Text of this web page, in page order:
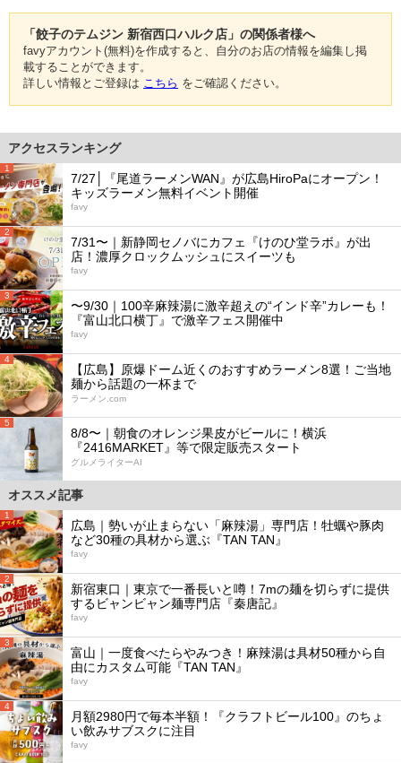
「餃子のテムジン 新宿西口ハルク店」の関係者様へ
favyアカウント(無料)を作成すると、自分のお店の情報を編集し掲
載することができます。
詳しい情報とご登録は こちら をご確認ください。
アクセスランキング
1
7/27│『尾道ラーメンWAN』が広島HiroPaにオープン！
キッズラーメン無料イベント開催
favy
2
7/31〜｜新静岡セノバにカフェ『けのひ堂ラボ』が出
店！濃厚クロックムッシュにスイーツも
favy
3
〜9/30｜100辛麻辣湯に激辛超えの“インド辛”カレーも！
『富山北口横丁』で激辛フェス開催中
favy
4
【広島】原爆ドーム近くのおすすめラーメン8選！ご当地
麺から話題の一杯まで
ラーメン.com
5
8/8〜｜朝食のオレンジ果皮がビールに！横浜
『2416MARKET』等で限定販売スタート
グルメライターAI
オススメ記事
1
広島｜勢いが止まらない「麻辣湯」専門店！牡蠣や豚肉
など30種の具材から選ぶ『TAN TAN』
favy
2
新宿東口｜東京で一番長いと噂！7mの麺を切らずに提供
するビャンビャン麺専門店『秦唐記』
favy
3
富山｜一度食べたらやみつき！麻辣湯は具材50種から自
由にカスタム可能『TAN TAN』
favy
4
月額2980円で毎本半額！『クラフトビール100』のちょ
い飲みサブスクに注目
favy